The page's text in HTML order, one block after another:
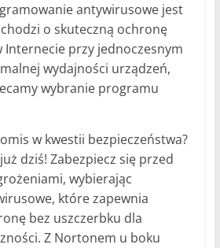
antywirusowe jest
o skuteczną ochronę
Internecie przy jednoczesnym
wydajności urządzeń,
wybranie programu
w kwestii bezpieczeństwa?
dziś! Zabezpiecz się przed
wybierając
które zapewnia
bez uszczerbku dla
Z Nortonem u boku